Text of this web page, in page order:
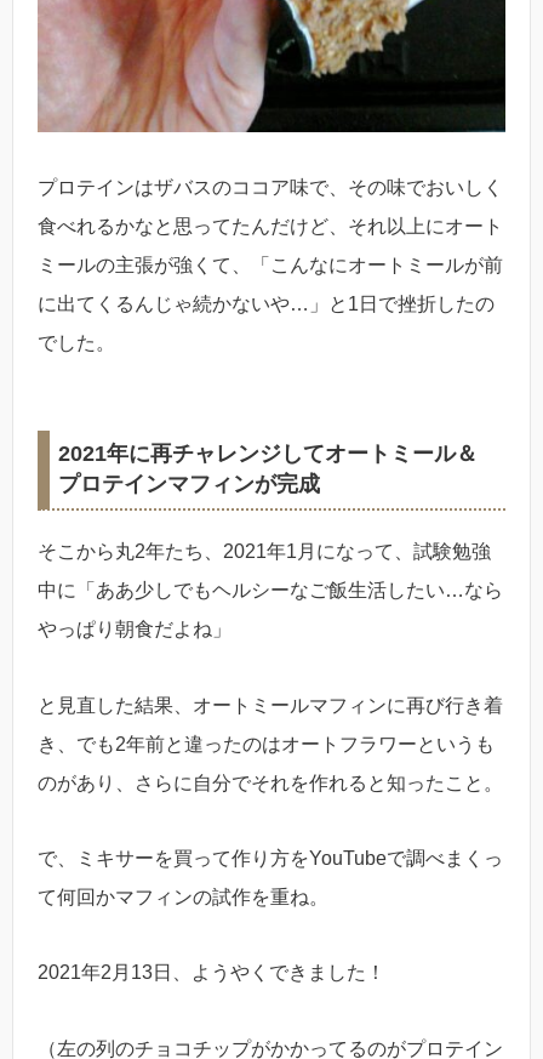
プロテインはザバスのココア味で、その味でおいしく
食べれるかなと思ってたんだけど、それ以上にオート
ミールの主張が強くて、「こんなにオートミールが前
に出てくるんじゃ続かないや…」と1日で挫折したの
でした。
2021年に再チャレンジしてオートミール＆
プロテインマフィンが完成
そこから丸2年たち、2021年1月になって、試験勉強
中に「ああ少しでもヘルシーなご飯生活したい…なら
やっぱり朝食だよね」
と見直した結果、オートミールマフィンに再び行き着
き、でも2年前と違ったのはオートフラワーというも
のがあり、さらに自分でそれを作れると知ったこと。
で、ミキサーを買って作り方をYouTubeで調べまくっ
て何回かマフィンの試作を重ね。
2021年2月13日、ようやくできました！
（左の列のチョコチップがかかってるのがプロテイン